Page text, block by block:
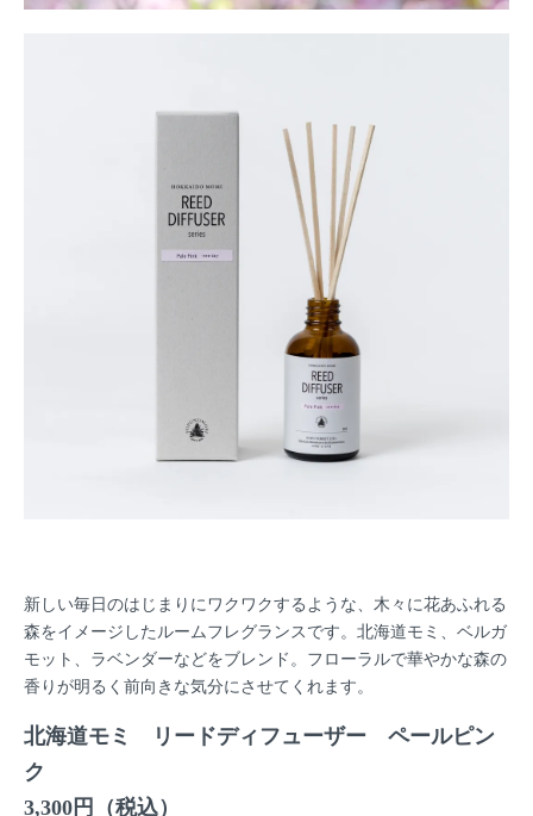
新しい毎日のはじまりにワクワクするような、木々に花あふれる
森をイメージしたルームフレグランスです。北海道モミ、ベルガ
モット、ラベンダーなどをブレンド。フローラルで華やかな森の
香りが明るく前向きな気分にさせてくれます。
北海道モミ リードディフューザー ペールピン
ク
3,300円（税込）